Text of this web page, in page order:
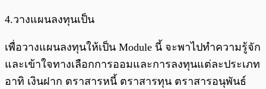
4.วางแผนลงทุนเป็น
เพื่อวางแผนลงทุนให้เป็น Module นี้ จะพาไปทำความรู้จัก
และเข้าใจทางเลือกการออมและการลงทุนแต่ละประเภท
อาทิ เงินฝาก ตราสารหนี้ ตราสารทุน ตราสารอนุพันธ์